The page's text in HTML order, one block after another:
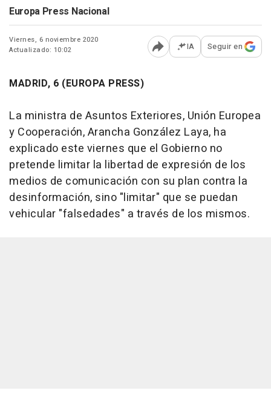
Europa Press Nacional
Viernes, 6 noviembre 2020
Actualizado: 10:02
Abrir opciones para
IA Seguir en
MADRID, 6 (EUROPA PRESS)
La ministra de Asuntos Exteriores, Unión Europea
y Cooperación, Arancha González Laya, ha
explicado este viernes que el Gobierno no
pretende limitar la libertad de expresión de los
medios de comunicación con su plan contra la
desinformación, sino "limitar" que se puedan
vehicular "falsedades" a través de los mismos.